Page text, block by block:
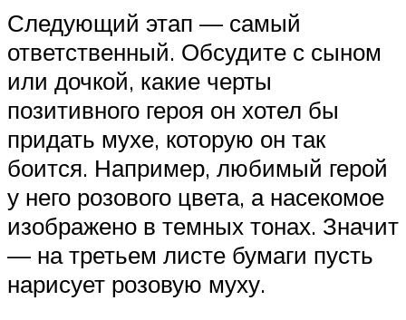
Следующий этап — самый
ответственный. Обсудите с сыном
или дочкой, какие черты
позитивного героя он хотел бы
придать мухе, которую он так
боится. Например, любимый герой
у него розового цвета, а насекомое
изображено в темных тонах. Значит
— на третьем листе бумаги пусть
нарисует розовую муху.